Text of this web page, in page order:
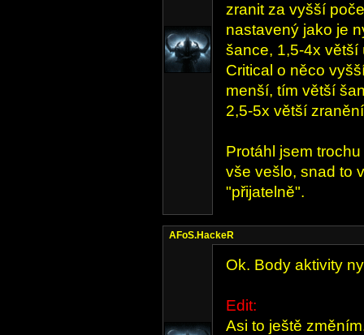
zranit za vyšší
nastavený jako je
šance, 1,5-4x větší
Critical o něco
menší, tím větší
2,5-5x větší
Protáhl jsem
vše vešlo, snad to
"přijatelně".
AFoS.HackeR
Ok. Body aktivity
Edit:
Asi to ještě